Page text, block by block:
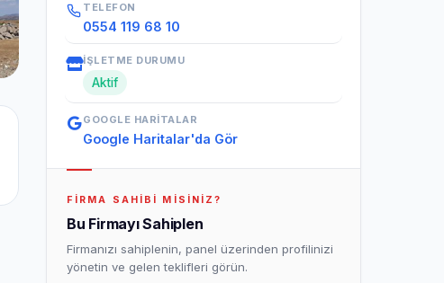
TELEFON
0554 119 68 10
İŞLETME DURUMU
Aktif
GOOGLE HARITALAR
Google Haritalar'da Gör
FIRMA SAHIBI MISINIZ?
Bu Firmayı Sahiplen
Firmanızı sahiplenin, panel üzerinden profilinizi
yönetin ve gelen teklifleri görün.